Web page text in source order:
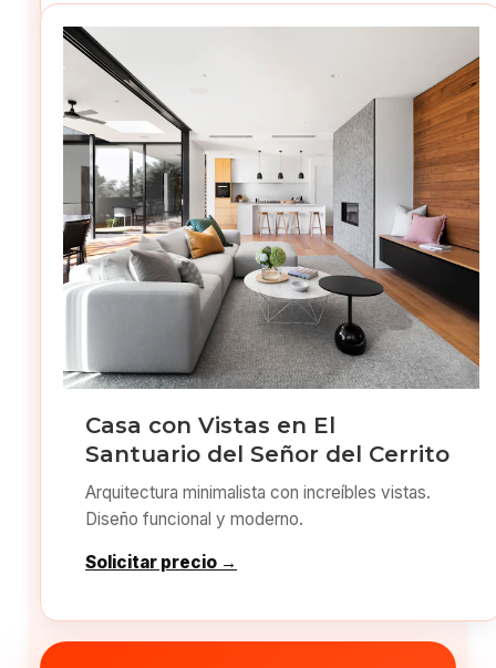
Casa con Vistas en El
Santuario del Señor del Cerrito
Arquitectura minimalista con increíbles vistas.
Diseño funcional y moderno.
Solicitar precio →